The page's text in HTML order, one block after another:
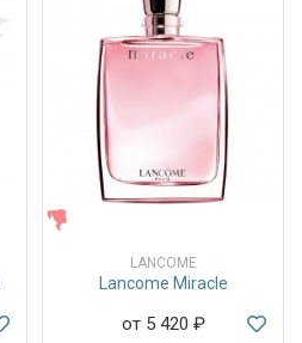
LANCOME
Lancome Miracle
от 5 420 ₽